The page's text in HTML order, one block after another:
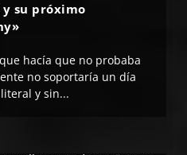
y su próximo
hacía que no probaba
no soportaría un día
y sin...